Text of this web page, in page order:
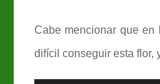
Cabe mencionar que en
difícil conseguir esta flor,